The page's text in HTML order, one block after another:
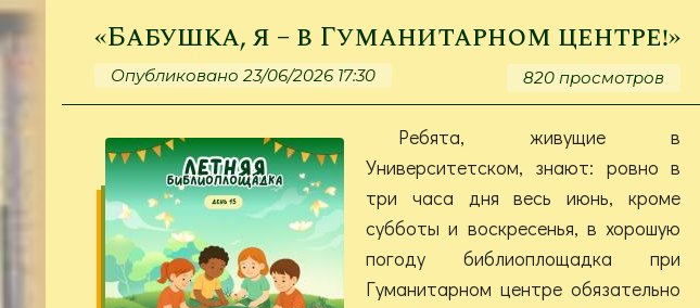
«Бабушка, я – в Гуманитарном центре!»
Опубликовано 23/06/2026 17:30 820 просмотров
Ребята, живущие в
Университетском, знают: ровно в
три часа дня весь июнь, кроме
субботы и воскресенья, в хорошую
погоду библиоплощадка при
Гуманитарном центре обязательно